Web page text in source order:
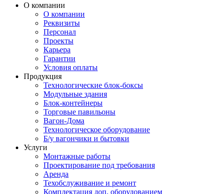
О компании
О компании
Реквизиты
Персонал
Проекты
Карьера
Гарантии
Условия оплаты
Продукция
Технологические блок-боксы
Модульные здания
Блок-контейнеры
Торговые павильоны
Вагон-Дома
Технологическое оборудование
Б/у вагончики и бытовки
Услуги
Монтажные работы
Проектирование под требования
Аренда
Техобслуживание и ремонт
Комплектация доп. оборудованием